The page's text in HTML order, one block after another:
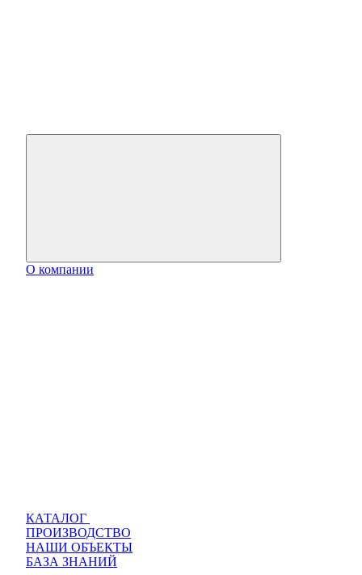
О компании
КАТАЛОГ
ПРОИЗВОДСТВО
НАШИ ОБЪЕКТЫ
БАЗА ЗНАНИЙ